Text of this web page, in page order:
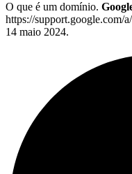
O que é um domínio.
https://support.google.com/
14 maio 2024.